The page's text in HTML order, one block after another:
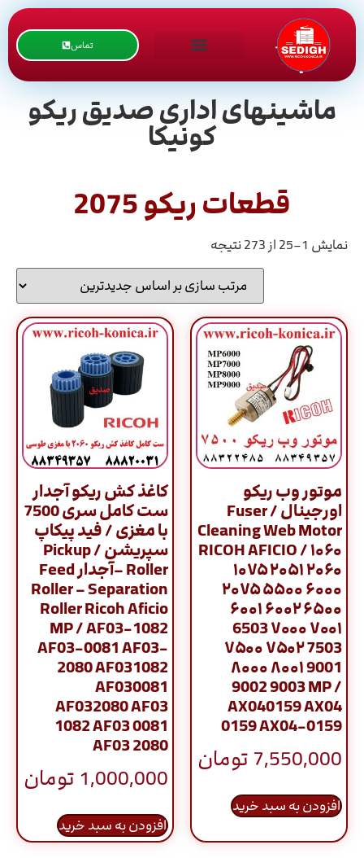
تماس
ماشینهای اداری صدیق ریکو
کونیکا
قطعات ریکو 2075
نمایش 1–25 از 273 نتیجه
موتور وب ریکو
اورجینال / Fuser
Cleaning Web Motor
RICOH AFICIO / ۱۰۶۰
۱۰۷۵ ۲۰۵۱ ۲۰۶۰
۲۰۷۵ ۵۵۰۰ ۶۰۰۰
۶۰۰۱ ۶۰۰۲ ۶۵۰۰
6503 ۷۰۰۰ ۷۰۰۱
۷۵۰۰ ۷۵۰۲ 7503
۸۰۰۰ ۸۰۰۱ 9001
9002 9003 MP /
AX040159 AX04
0159 AX04-0159
7,550,000 تومان
افزودن به سبد خرید
کاغذ کش ریکو آجدار
ست کامل سری 7500
با مغزی / فید پیکاپ
سپریشن / Pickup
Roller –آجدار Feed
Roller – Separation
Roller Ricoh Aficio
MP / AF03-1082
AF03-0081 AF03-
2080 AF031082
AF030081
AF032080 AF03
1082 AF03 0081
AF03 2080
1,000,000 تومان
افزودن به سبد خرید